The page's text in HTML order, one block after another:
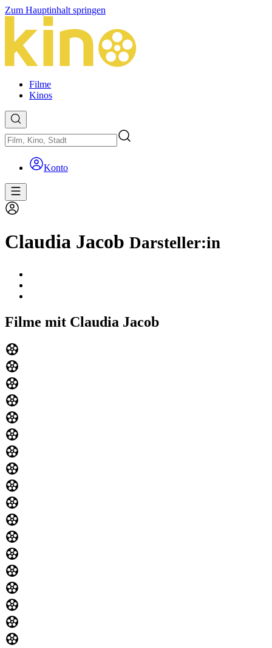
Zum Hauptinhalt springen
Filme
Kinos
Konto
Claudia Jacob Darsteller:in
Filme mit Claudia Jacob